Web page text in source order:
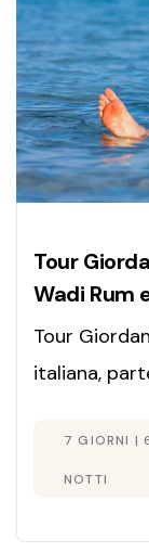
Tour
Wadi Rum
Tour
italiana,
Mar Morto.
7 GIORNI |
NOTTI